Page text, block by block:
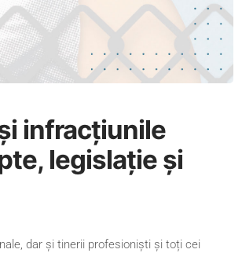
infracțiunile
legislație și
dar și tinerii profesioniști și toți cei